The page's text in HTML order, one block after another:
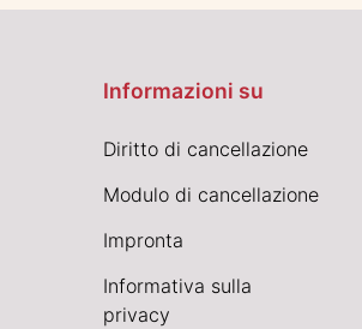
Informazioni su
Diritto di cancellazione
Modulo di cancellazione
Impronta
Informativa sulla
privacy